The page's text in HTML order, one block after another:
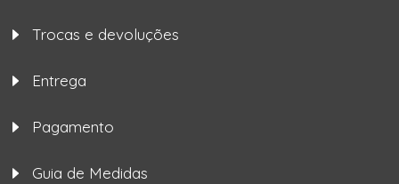
Trocas e devoluções
Entrega
Pagamento
Guia de Medidas